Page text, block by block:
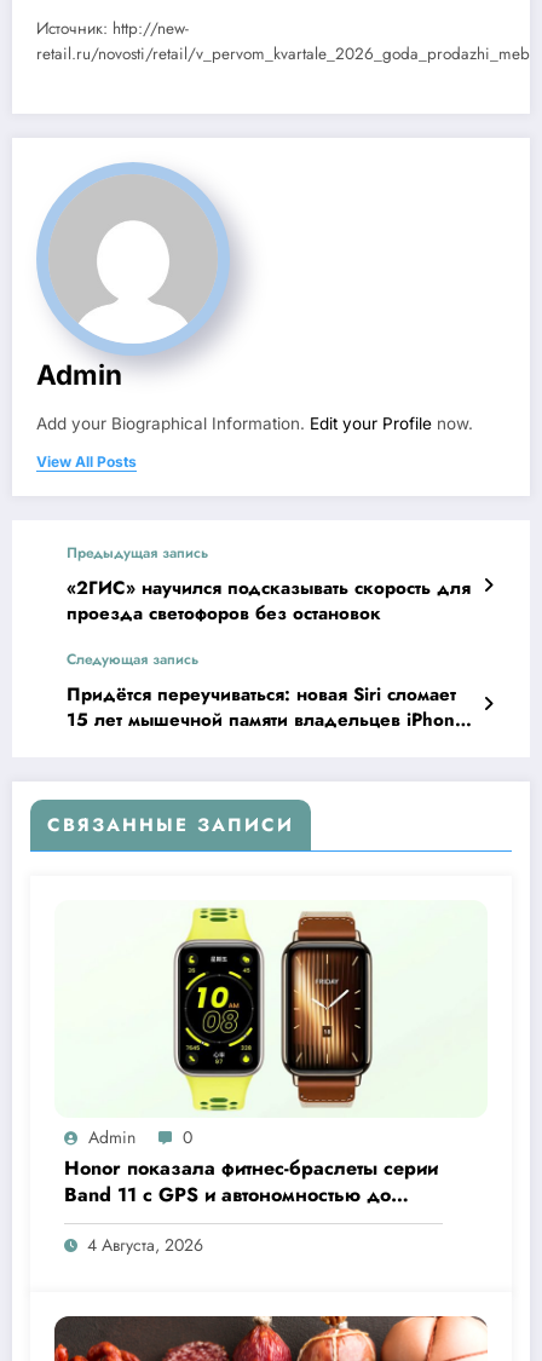
Источник: http://new-
retail.ru/novosti/retail/
Admin
Add your Biographical Information. Edit your Profile now.
View All Posts
Предыдущая запись
«2ГИС» научился подсказывать скорость для
проезда светофоров без остановок
Следующая запись
Придётся переучиваться: новая Siri сломает
15 лет мышечной памяти владельцев iPhone
СВЯЗАННЫЕ ЗАПИСИ
Admin 0
Honor показала фитнес-браслеты серии
Band 11 с GPS и автономностью до
26 дней
4 Августа, 2026